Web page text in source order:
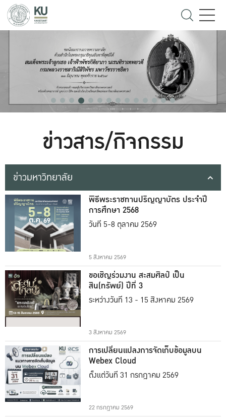
ข่าวสาร/กิจกรรม
ข่าวมหาวิทยาลัย
พิธีพระราชทานปริญญาบัตร ประจำปี
การศึกษา 2568
วันที่ 5-8 ตุลาคม 2569
5 สิงหาคม 2569
ขอเชิญร่วมงาน สะสมศิลป์ เป็น
สิน(ทรัพย์) ปีที่ 3
ระหว่างวันที่ 13 - 15 สิงหาคม 2569
3 สิงหาคม 2569
การเปลี่ยนแปลงการจัดเก็บข้อมูลบน
Webex Cloud
ตั้งแต่วันที่ 31 กรกฎาคม 2569
22 กรกฎาคม 2569